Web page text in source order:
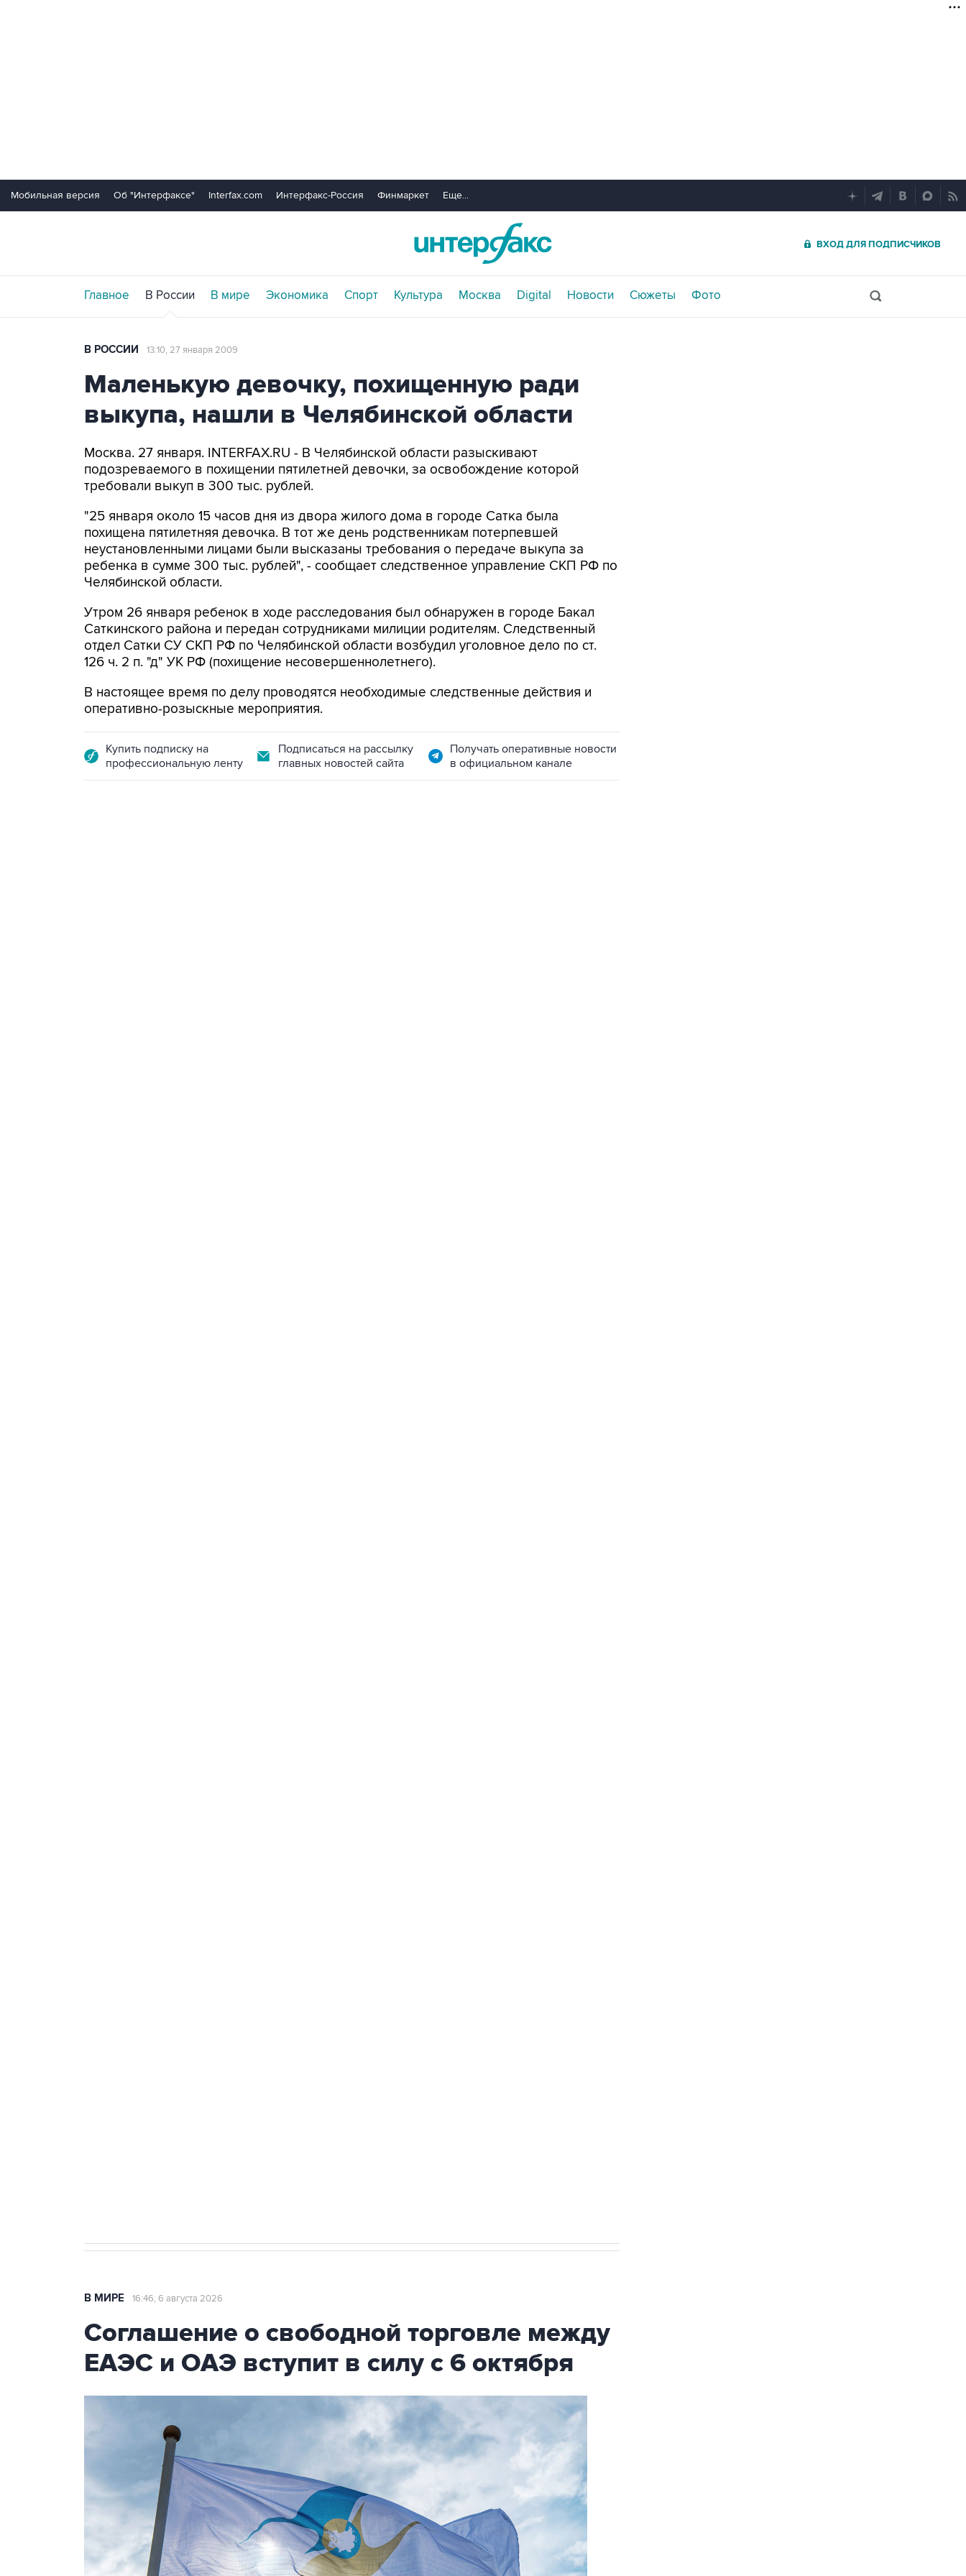
Мобильная версия Об "Интерфаксе" Interfax.com Интерфакс-Россия Финмаркет Еще...
ВХОД ДЛЯ ПОДПИСЧИКОВ
Главное В России В мире Экономика Спорт Культура Москва Digital Новости Сюжеты Фото
В РОССИИ 13:10, 27 января 2009
Маленькую девочку, похищенную ради
выкупа, нашли в Челябинской области
Москва. 27 января. INTERFAX.RU - В Челябинской области разыскивают
подозреваемого в похищении пятилетней девочки, за освобождение которой
требовали выкуп в 300 тыс. рублей.
"25 января около 15 часов дня из двора жилого дома в городе Сатка была
похищена пятилетняя девочка. В тот же день родственникам потерпевшей
неустановленными лицами были высказаны требования о передаче выкупа за
ребенка в сумме 300 тыс. рублей", - сообщает следственное управление СКП РФ по
Челябинской области.
Утром 26 января ребенок в ходе расследования был обнаружен в городе Бакал
Саткинского района и передан сотрудниками милиции родителям. Следственный
отдел Сатки СУ СКП РФ по Челябинской области возбудил уголовное дело по ст.
126 ч. 2 п. "д" УК РФ (похищение несовершеннолетнего).
В настоящее время по делу проводятся необходимые следственные действия и
оперативно-розыскные мероприятия.
Купить подписку на
профессиональную ленту
Подписаться на рассылку
главных новостей сайта
Получать оперативные новости
в официальном канале
В МИРЕ 16:46, 6 августа 2026
Соглашение о свободной торговле между
ЕАЭС и ОАЭ вступит в силу с 6 октября